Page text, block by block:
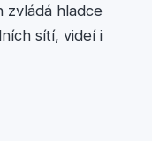
zvládá hladce
sítí, videí i